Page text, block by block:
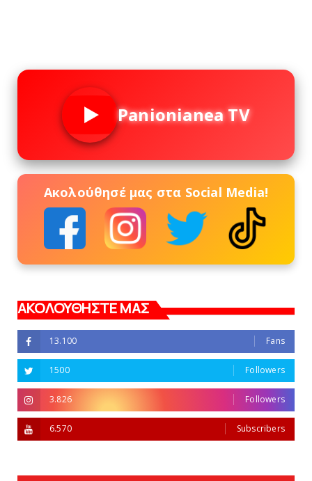
Panionianea TV
Ακολούθησέ μας στα Social Media!
ΑΚΟΛΟΥΘΗΣΤΕ ΜΑΣ
13.100 Fans
1500 Followers
3.826 Followers
6.570 Subscribers